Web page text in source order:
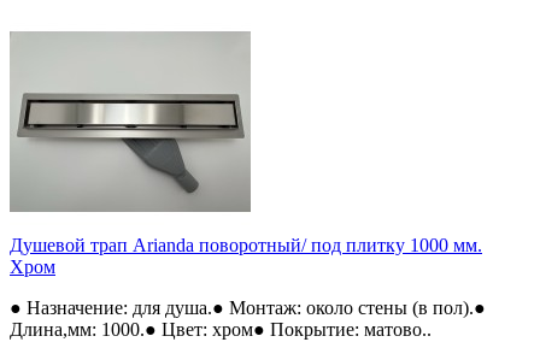
Душевой трап Arianda поворотный/ под плитку 1000 мм.
Хром
● Назначение: для душа.● Монтаж: около стены (в пол).●
Длина,мм: 1000.● Цвет: хром● Покрытие: матово..